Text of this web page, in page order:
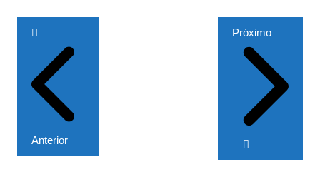
Navegação
Post
Anterior
Próximo